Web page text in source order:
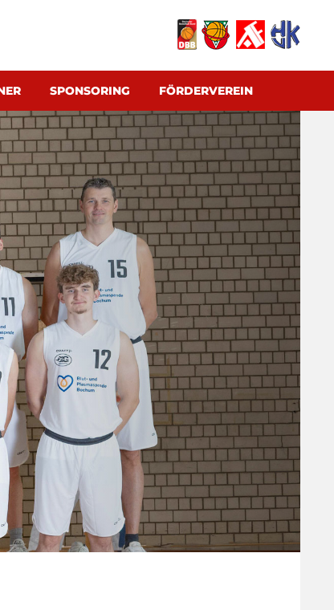
SPONSORING FÖRDERVEREIN